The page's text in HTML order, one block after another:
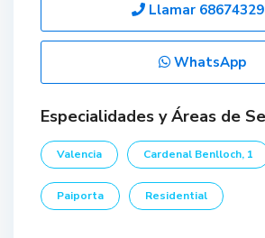
Llamar
WhatsApp
Especialidades y Áreas de
Valencia Cardenal Benlloch, 1
Paiporta Residential